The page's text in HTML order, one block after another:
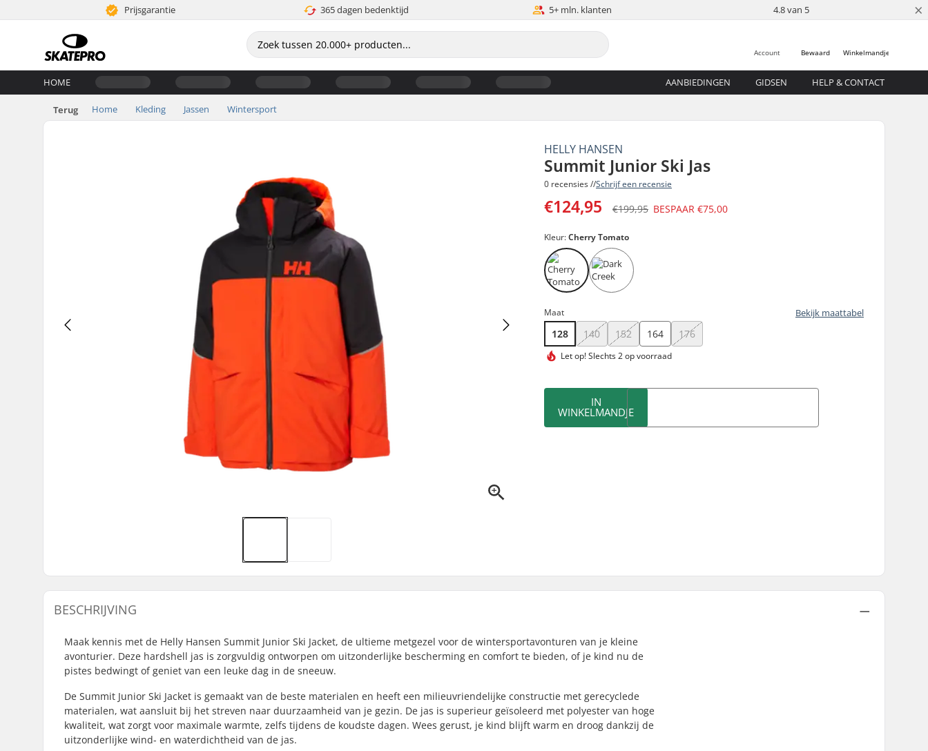
Prijsgarantie 365 dagen bedenktijd 5+ mln. klanten 4.8 van 5 ×
Winkelmandje
Bewaard
Account
HOME AANBIEDINGEN GIDSEN HELP & CONTACT
Terug Home Kleding Jassen Wintersport
HELLY HANSEN
Summit Junior Ski Jas
0 recensies //Schrijf een recensie
€124,95 €199,95 BESPAAR€75,00
Kleur:Cherry Tomato
Maat Bekijk maattabel
128 140 152 164 176
Let op!Slechts 2 op voorraad
IN
WINKELMANDJE
BESCHRIJVING
Maak kennis met de Helly Hansen Summit Junior Ski Jacket, de ultieme metgezel voor de wintersportavonturen van je kleine
avonturier. Deze hardshell jas is zorgvuldig ontworpen om uitzonderlijke bescherming en comfort te bieden, of je kind nu de
pistes bedwingt of geniet van een leuke dag in de sneeuw.
De Summit Junior Ski Jacket is gemaakt van de beste materialen en heeft een milieuvriendelijke constructie met gerecyclede
materialen, wat aansluit bij het streven naar duurzaamheid van je gezin. De jas is superieur geïsoleerd met polyester van hoge
kwaliteit, wat zorgt voor maximale warmte, zelfs tijdens de koudste dagen. Wees gerust, je kind blijft warm en droog dankzij de
uitzonderlijke wind- en waterdichtheid van de jas.